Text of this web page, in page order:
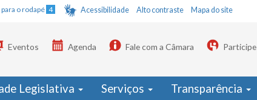
o rodapé 4 Acessibilidade Alto contraste Mapa do site
Eventos Agenda Fale com a Câmara Participe
Legislativa Serviços Transparência